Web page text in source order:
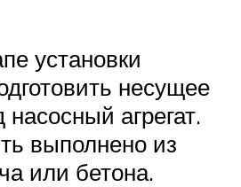
установки
несущее
агрегат.
выполнено из
или бетона.